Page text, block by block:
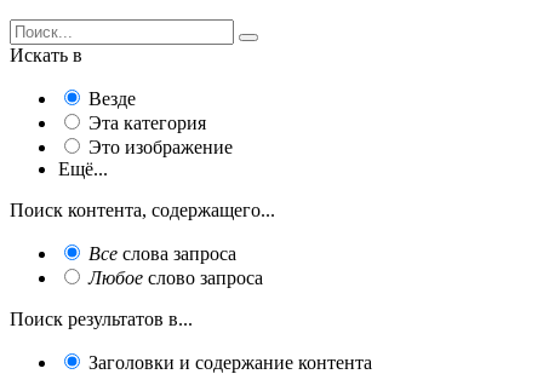
Искать в
Везде
Эта категория
Это изображение
Ещё...
Поиск контента, содержащего...
Все слова запроса
Любое слово запроса
Поиск результатов в...
Заголовки и содержание контента